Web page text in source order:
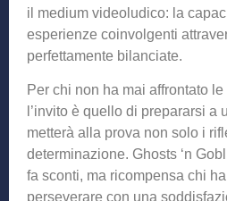
il medium videoludico: la
esperienze coinvolgenti
perfettamente bilanciate.
Per chi non ha mai affrontato
l’invito è quello di prepararsi a
metterà alla prova non solo i
determinazione. Ghosts ‘n
fa sconti, ma ricompensa chi
perseverare con una